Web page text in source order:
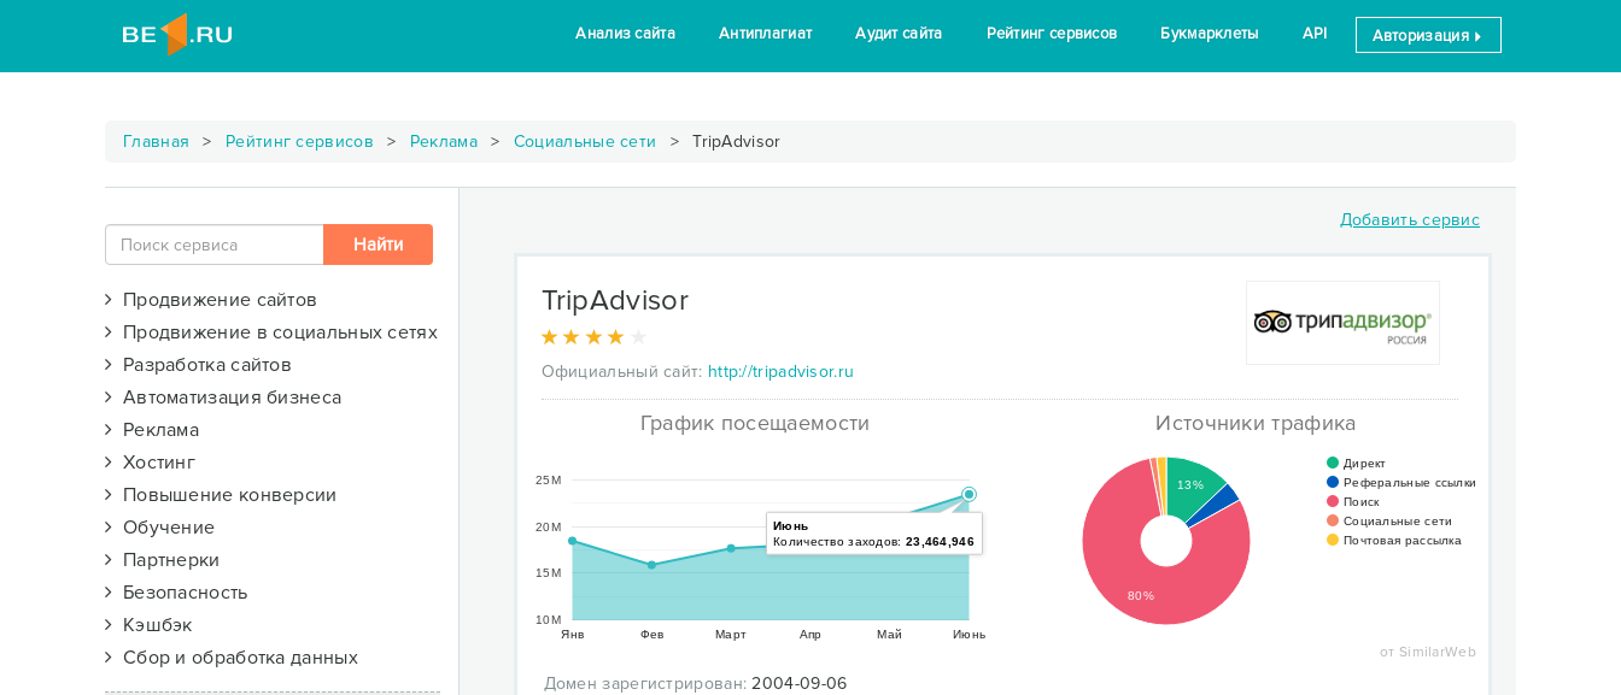
Анализ сайта Антиплагиат Аудит сайта Рейтинг сервисов Букмарклеты API Авторизация
Главная Рейтинг сервисов Реклама Социальные сети TripAdvisor
Продвижение сайтов
Продвижение в социальных сетях
Разработка сайтов
Автоматизация бизнеса
Реклама
Хостинг
Повышение конверсии
Обучение
Партнерки
Безопасность
Кэшбэк
Сбор и обработка данных
Добавить сервис
TripAdvisor
Официальный сайт: http://tripadvisor.ru
График посещаемости
Янв Фев Март Апр Май Июнь
10M
15M
20M
25M
Июнь
Количество заходов: 23,464,946
Источники трафика
Директ
Реферальные ссылки
Поиск
Социальные сети
Почтовая рассылка
13%
80%
от SimilarWeb
Домен зарегистрирован: 2004-09-06